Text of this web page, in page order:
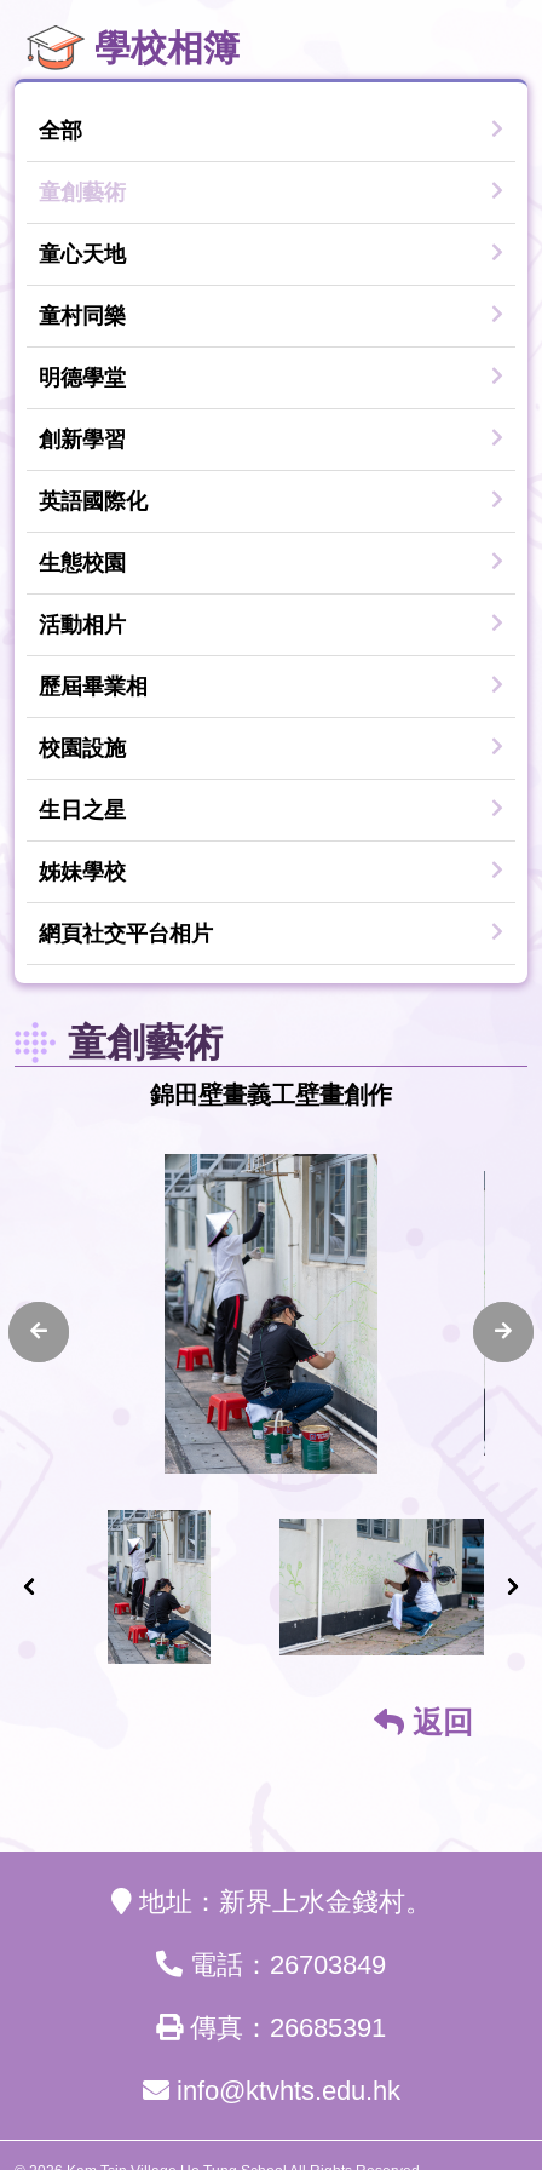
學校相簿
全部
童創藝術
童心天地
童村同樂
明德學堂
創新學習
英語國際化
生態校園
活動相片
歷屆畢業相
校園設施
生日之星
姊妹學校
網頁社交平台相片
童創藝術
錦田壁畫義工壁畫創作
返回
地址：新界上水金錢村。
電話：26703849
傳真：26685391
info@ktvhts.edu.hk